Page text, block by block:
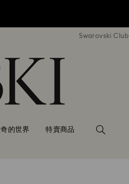
NT$3300 即享免費快遞運送Swarovski Club
的世界 特賣商品